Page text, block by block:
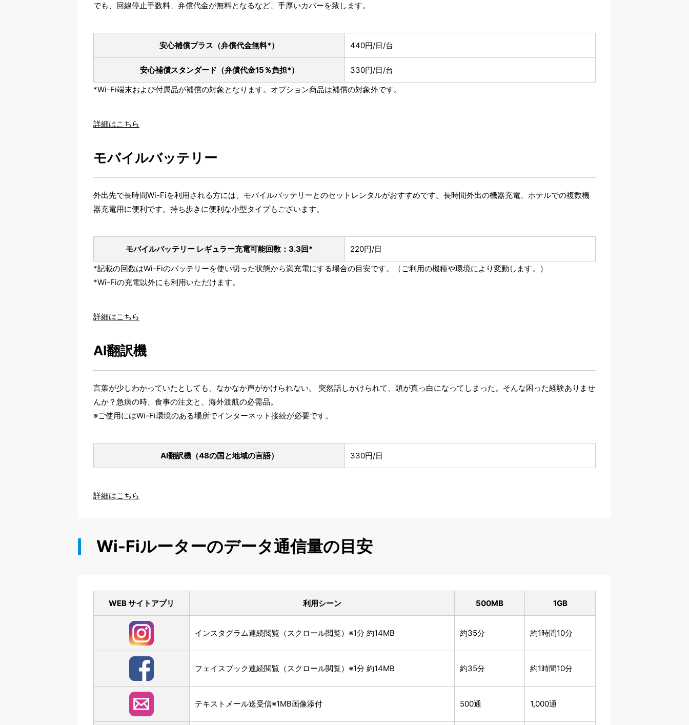
でも、回線停止手数料、弁償代金が無料となるなど、手厚いカバーを致します。
安心補償プラス （弁償代金無料*） 440円/日/台
安心補償スタンダード （弁償代金15％負担*）
330円/日/台
*Wi-Fi端末および付属品が補償の対象となります。オプション商品は補償の対象外です。
詳細はこちら
モバイルバッテリー
外出先で長時間Wi-Fiを利用される方には、モバイルバッテリーとのセットレンタルがおすすめです。長時間外出の機器充電、ホテルでの複数機
器充電用に便利です。持ち歩きに便利な小型タイプもございます。
モバイルバッテリー レギュラー充電可能回数：3.3回*
220円/日
*記載の回数はWi-Fiのバッテリーを使い切った状態から満充電にする場合の目安です。（ご利用の機種や環境により変動します。）
*Wi-Fiの充電以外にも利用いただけます。
詳細はこちら
AI翻訳機
言葉が少しわかっていたとしても、なかなか声がかけられない。 突然話しかけられて、頭が真っ白になってしまった。そんな困った経験ありませ
んか？急病の時、食事の注文と、海外渡航の必需品。
※ご使用にはWi-Fi環境のある場所でインターネット接続が必要です。
AI翻訳機（48の国と地域の言語） 330円/日
詳細はこちら
Wi-Fiルーターのデータ通信量の目安
WEB サイトアプリ 利用シーン 500MB 1GB
インスタグラム連続閲覧（スクロール閲覧）※1分 約14MB 約35分 約1時間10分
フェイスブック連続閲覧（スクロール閲覧）※1分 約14MB 約35分 約1時間10分
テキストメール送受信※1MB画像添付 500通 1,000通